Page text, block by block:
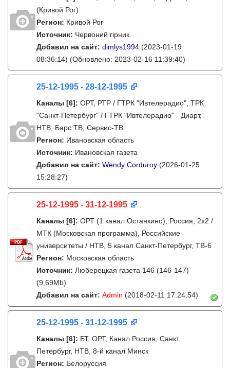
(Кривой Рог)
Регион: Кривой Рог
Источник: Червоний гірник
Добавил на сайт: dimlys1994 (2023-01-19
08:36:14) (Обновлено: 2023-02-16 11:39:40)
25-12-1995 - 28-12-1995
Каналы [6]: ОРТ, РТР / ГТРК "Ивтелерадио", ТРК
"Санкт-Петербург" / ГТРК "Ивтелерадио" - Диарт,
НТВ, Барс ТВ, Сервис-ТВ
Регион: Ивановская область
Источник: Ивановская газета
Добавил на сайт: Wendy Corduroy (2026-01-25
15:28:27)
25-12-1995 - 31-12-1995
Каналы [6]: ОРТ (1 канал Останкино), Россия, 2x2 /
МТК (Московская программа), Российские
университеты / НТВ, 5 канал Санкт-Петербург, ТВ-6
Регион: Московская область
Источник: Люберецкая газета 146 (146-147)
(9,69Mb)
Добавил на сайт: Admin (2018-02-11 17:24:54)
25-12-1995 - 31-12-1995
Каналы [6]: БТ, ОРТ, Канал Россия, Санкт
Петербург, НТВ, 8-й канал Минск
Регион: Белоруссия